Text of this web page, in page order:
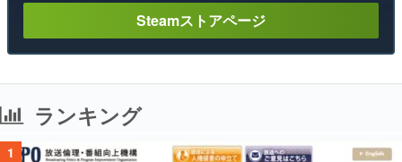
Steamストアページ
ランキング
1